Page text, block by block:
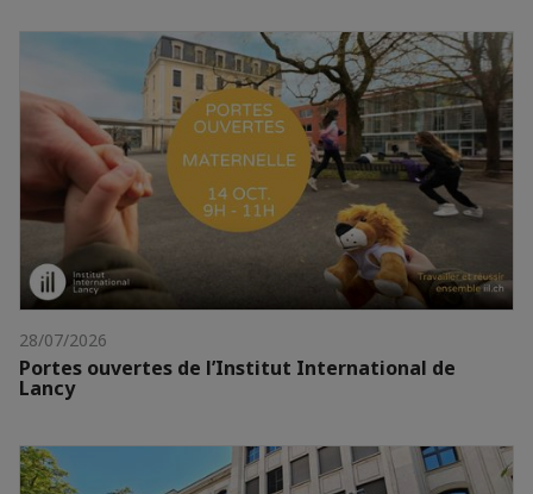
28/07/2026
Portes ouvertes de l’Institut International de
Lancy